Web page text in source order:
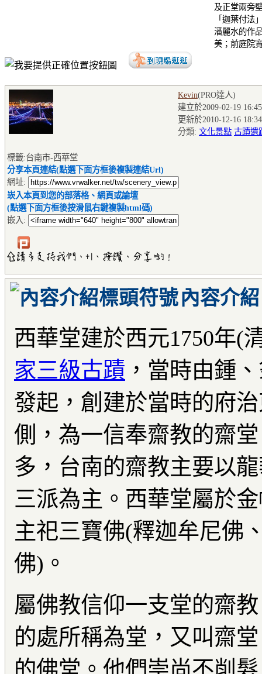
及正堂兩旁
「迦葉付法
潘麗水的作
美；前庭院
Kevin(PRO達人)
建立於2009-02-19
更新於2010-12-16
分類: 文化景點 古蹟遺
標籤:台南市-西華堂
分享本頁連結(點選下面方框後複製連結Url)
網址:
崁入本頁到您的部落格、網頁或論壇
(點選下面方框後按滑鼠右鍵複製html碼)
嵌入:
內容介紹
西華堂建於西元1750年(
家三級古蹟 ，當時由鍾
發起，創建於當時的府
側，為一信奉齋教的齋
多，台南的齋教主要以
三派為主。西華堂屬於
主祀三寶佛(釋迦牟尼佛
佛)。
屬佛教信仰一支堂的齋
的處所稱為堂，又叫齋